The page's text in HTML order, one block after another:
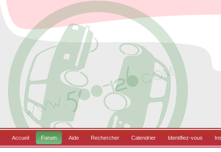
Accueil Forum Aide Rechercher Calendrier Identifiez-vous